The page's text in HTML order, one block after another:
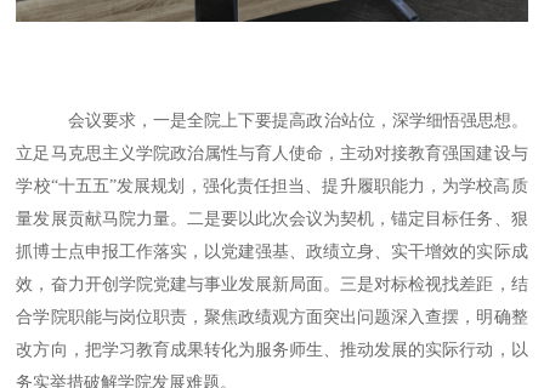
会议要求，一是全院上下要提高政治站位，深学细悟强思想。
立足马克思主义学院政治属性与育人使命，主动对接教育强国建设与
学校“十五五”发展规划，强化责任担当、提升履职能力，为学校高质
量发展贡献马院力量。二是要以此次会议为契机，锚定目标任务、狠
抓博士点申报工作落实，以党建强基、政绩立身、实干增效的实际成
效，奋力开创学院党建与事业发展新局面。三是对标检视找差距，结
合学院职能与岗位职责，聚焦政绩观方面突出问题深入查摆，明确整
改方向，把学习教育成果转化为服务师生、推动发展的实际行动，以
务实举措破解学院发展难题。